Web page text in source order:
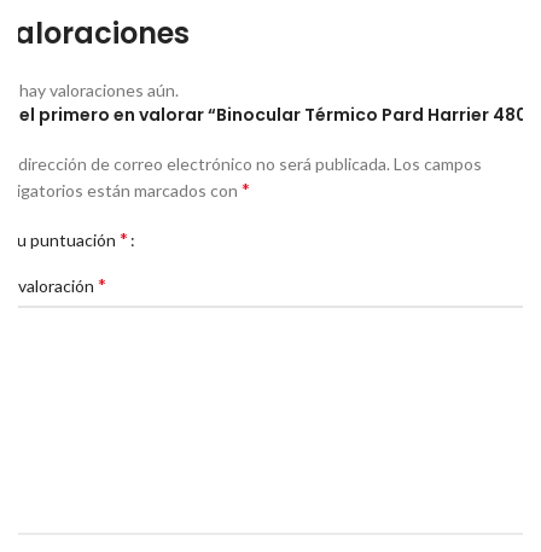
hay valoraciones aún.
el primero en valorar “Binocular Térmico Pard Harrier 480”
dirección de correo electrónico no será publicada.Los campos
están marcados con *
Tu puntuación *
valoración *